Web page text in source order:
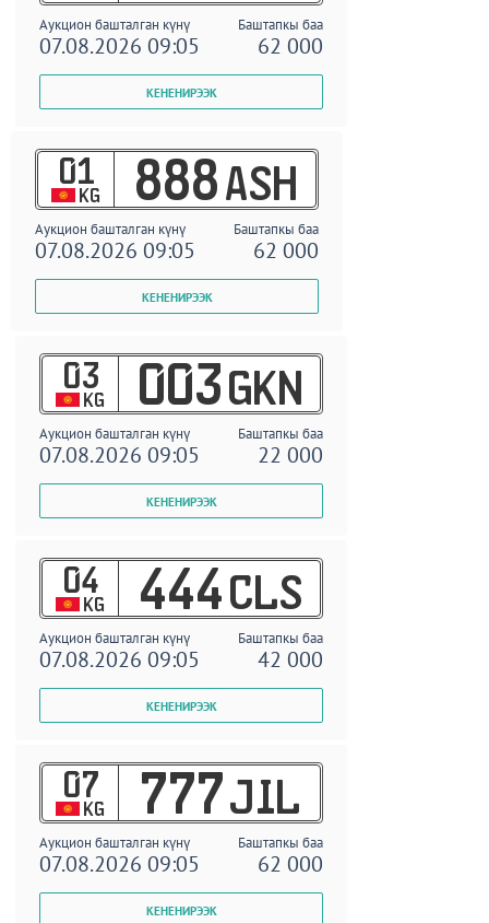
Аукцион башталган күнү Баштапкы баа
07.08.2026 09:05 62 000
01
KG 888 ASH
Аукцион башталган күнү Баштапкы баа
07.08.2026 09:05 62 000
03
KG 003 GKN
Аукцион башталган күнү Баштапкы баа
07.08.2026 09:05 22 000
04
KG 444 CLS
Аукцион башталган күнү Баштапкы баа
07.08.2026 09:05 42 000
07
KG 777 JIL
Аукцион башталган күнү Баштапкы баа
07.08.2026 09:05 62 000